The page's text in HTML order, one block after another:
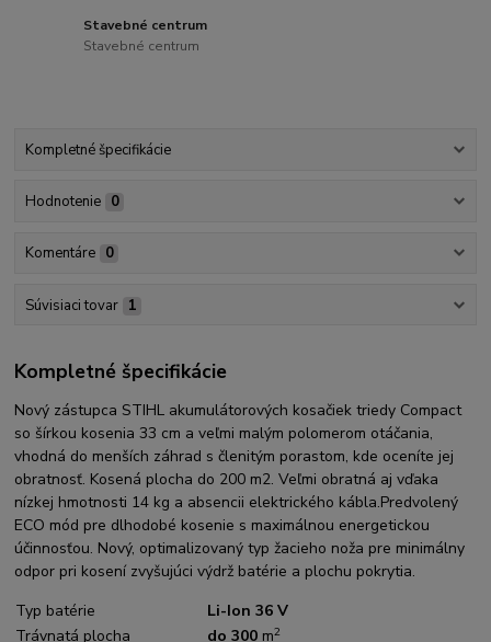
Stavebné centrum
Stavebné centrum
Kompletné špecifikácie
Hodnotenie 0
Komentáre 0
Súvisiaci tovar 1
Kompletné špecifikácie
Nový zástupca STIHL akumulátorových kosačiek triedy Compact
so šírkou kosenia 33 cm a veľmi malým polomerom otáčania,
vhodná do menších záhrad s členitým porastom, kde oceníte jej
obratnosť. Kosená plocha do 200 m2. Veľmi obratná aj vďaka
nízkej hmotnosti 14 kg a absencii elektrického kábla.Predvolený
ECO mód pre dlhodobé kosenie s maximálnou energetickou
účinnosťou. Nový, optimalizovaný typ žacieho noža pre minimálny
odpor pri kosení zvyšujúci výdrž batérie a plochu pokrytia.
Typ batérie
Li-Ion 36 V
Trávnatá plocha
do 300 m2